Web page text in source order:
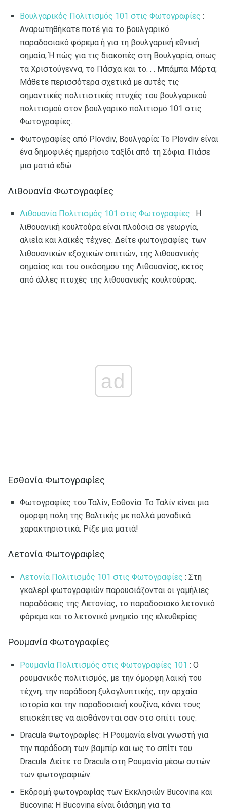
Βουλγαρικός Πολιτισμός 101 στις Φωτογραφίες :
Αναρωτηθήκατε ποτέ για το βουλγαρικό
παραδοσιακό φόρεμα ή για τη βουλγαρική εθνική
σημαία; Ή πώς για τις διακοπές στη Βουλγαρία, όπως
τα Χριστούγεννα, το Πάσχα και το. . . Μπάμπα Μάρτα;
Μάθετε περισσότερα σχετικά με αυτές τις
σημαντικές πολιτιστικές πτυχές του βουλγαρικού
πολιτισμού στον βουλγαρικό πολιτισμό 101 στις
Φωτογραφίες.
Φωτογραφίες από Plovdiv, Βουλγαρία: Το Plovdiv είναι
ένα δημοφιλές ημερήσιο ταξίδι από τη Σόφια. Πιάσε
μια ματιά εδώ.
Λιθουανία Φωτογραφίες
Λιθουανία Πολιτισμός 101 στις Φωτογραφίες : Η
λιθουανική κουλτούρα είναι πλούσια σε γεωργία,
αλιεία και λαϊκές τέχνες. Δείτε φωτογραφίες των
λιθουανικών εξοχικών σπιτιών, της λιθουανικής
σημαίας και του οικόσημου της Λιθουανίας, εκτός
από άλλες πτυχές της λιθουανικής κουλτούρας.
ad
Εσθονία Φωτογραφίες
Φωτογραφίες του Ταλίν, Εσθονία: Το Ταλίν είναι μια
όμορφη πόλη της Βαλτικής με πολλά μοναδικά
χαρακτηριστικά. Ρίξε μια ματιά!
Λετονία Φωτογραφίες
Λετονία Πολιτισμός 101 στις Φωτογραφίες : Στη
γκαλερί φωτογραφιών παρουσιάζονται οι γαμήλιες
παραδόσεις της Λετονίας, το παραδοσιακό λετονικό
φόρεμα και το λετονικό μνημείο της ελευθερίας.
Ρουμανία Φωτογραφίες
Ρουμανία Πολιτισμός στις Φωτογραφίες 101 : Ο
ρουμανικός πολιτισμός, με την όμορφη λαϊκή του
τέχνη, την παράδοση ξυλογλυπτικής, την αρχαία
ιστορία και την παραδοσιακή κουζίνα, κάνει τους
επισκέπτες να αισθάνονται σαν στο σπίτι τους.
Dracula Φωτογραφίες: Η Ρουμανία είναι γνωστή για
την παράδοση των βαμπίρ και ως το σπίτι του
Dracula. Δείτε το Dracula στη Ρουμανία μέσω αυτών
των φωτογραφιών.
Εκδρομή φωτογραφίας των Εκκλησιών Bucovina και
Bucovina: Η Bucovina είναι διάσημη για τα